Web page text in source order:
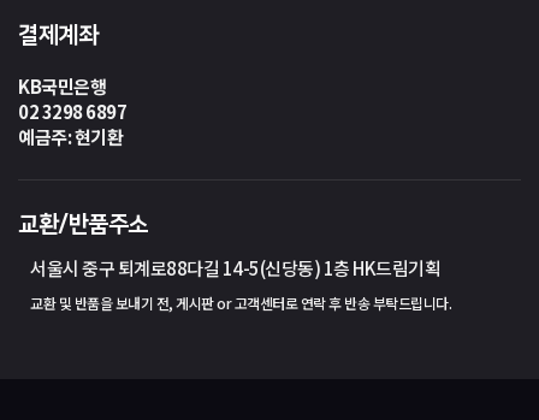
결제계좌
KB국민은행
02 3298 6897
예금주: 현기환
교환/반품주소
서울시 중구 퇴계로88다길 14-5(신당동) 1층 HK드림기획
교환 및 반품을 보내기 전, 게시판 or 고객센터로 연락 후 반송 부탁드립니다.